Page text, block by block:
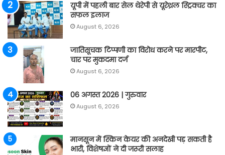
यूपी में पहली बार सेल थेरेपी से यूरेथ्रल स्ट्रिक्चर का
सफल इलाज
August 6, 2026
जातिसूचक टिप्पणी का विरोध करने पर मारपीट,
चार पर मुकदमा दर्ज
August 6, 2026
06 अगस्त 2026 | गुरुवार
August 6, 2026
मानसून में स्किन केयर की अनदेखी पड़ सकती है
भारी, विशेषज्ञों ने दी जरूरी सलाह